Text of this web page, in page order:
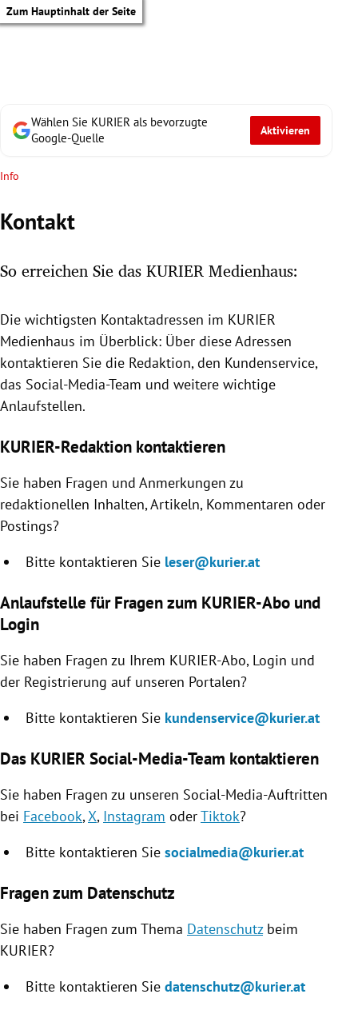
Zum Hauptinhalt der Seite
Untermenü
Untermenü
Untermenü
Untermenü
Untermenü
Untermenü
Untermenü
Untermenü
Wählen Sie KURIER als bevorzugte
Google-Quelle
Aktivieren
Info
Kontakt
So erreichen Sie das KURIER Medienhaus:
Die wichtigsten Kontaktadressen im KURIER
Medienhaus im Überblick: Über diese Adressen
kontaktieren Sie die Redaktion, den Kundenservice,
das Social-Media-Team und weitere wichtige
Anlaufstellen.
KURIER-Redaktion kontaktieren
Sie haben Fragen und Anmerkungen zu
redaktionellen Inhalten, Artikeln, Kommentaren oder
Postings?
Bitte kontaktieren Sie leser@kurier.at
Anlaufstelle für Fragen zum KURIER-Abo und
Login
Sie haben Fragen zu Ihrem KURIER-Abo, Login und
der Registrierung auf unseren Portalen?
Bitte kontaktieren Sie kundenservice@kurier.at
Das KURIER Social-Media-Team kontaktieren
Sie haben Fragen zu unseren Social-Media-Auftritten
bei Facebook, X, Instagram oderTiktok?
Bitte kontaktieren Sie socialmedia@kurier.at
Fragen zum Datenschutz
Sie haben Fragen zum Thema Datenschutzbeim
KURIER?
Bitte kontaktieren Sie datenschutz@kurier.at